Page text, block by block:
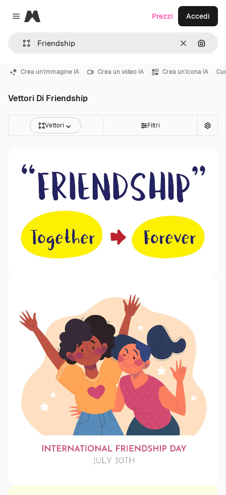
Close menu
Magnific
CancellaCerca
Prezzi Accedi
Crea un'immagine IA Crea un video IA Crea un'icona IA
Vettori Di Friendship
Vettori Filtri